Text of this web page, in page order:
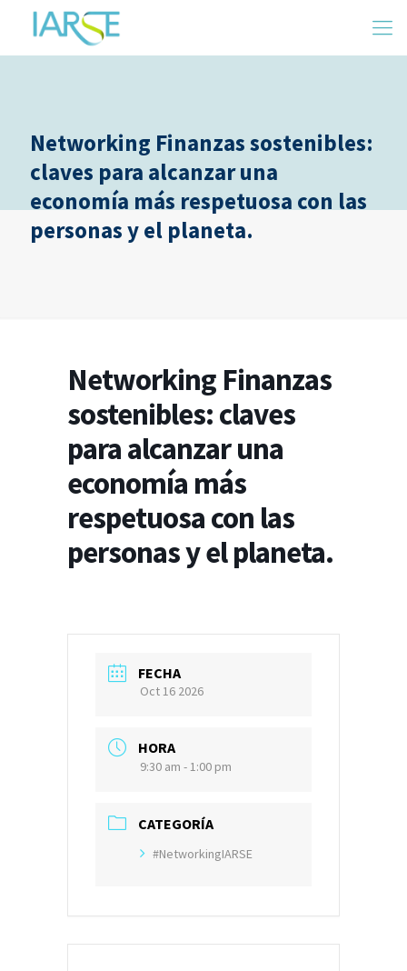
Networking Finanzas sostenibles:
claves para alcanzar una
economía más respetuosa con las
personas y el planeta.
Networking Finanzas
sostenibles: claves
para alcanzar una
economía más
respetuosa con las
personas y el planeta.
FECHA
Oct 16 2026
HORA
9:30 am - 1:00 pm
CATEGORÍA
#NetworkingIARSE